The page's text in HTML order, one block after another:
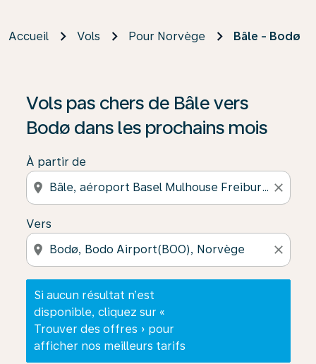
Accueil Vols Pour Norvège Bâle - Bodø
Vols pas chers de Bâle vers
Bodø dans les prochains mois
À partir de
location_on close
Vers
location_on close
Si aucun résultat n’est
disponible, cliquez sur «
Trouver des offres » pour
afficher nos meilleurs tarifs
Si aucun résultat n’est disponible, cliquez sur «